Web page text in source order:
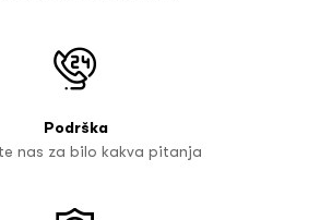
Podrška
nas za bilo kakva pitanja